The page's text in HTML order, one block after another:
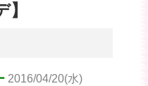
2016/04/20(水)